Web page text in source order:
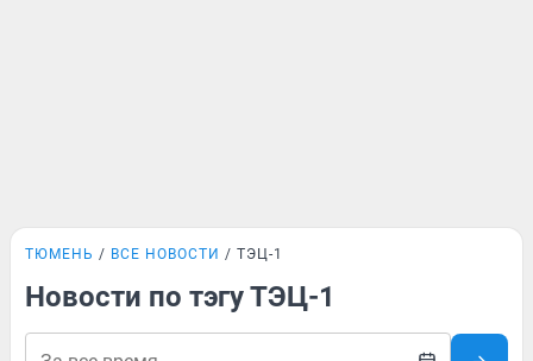
ТЮМЕНЬ ВСЕ НОВОСТИ ТЭЦ-1
Новости по тэгу ТЭЦ-1